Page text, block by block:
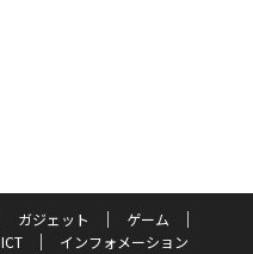
ガジェット
ゲーム
ICT インフォメーション